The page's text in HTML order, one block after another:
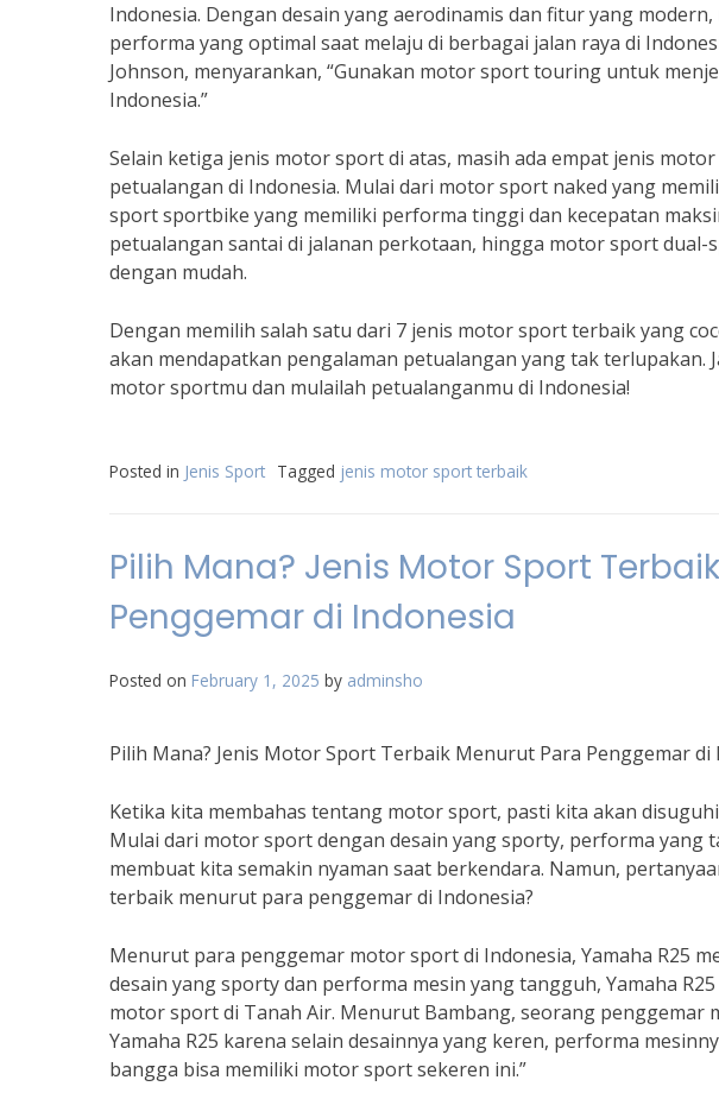
Indonesia. Dengan desain yang aerodinamis dan fitur yang
performa yang optimal saat melaju di berbagai jalan raya di
Johnson, menyarankan, “Gunakan motor sport touring untuk
Indonesia.”
Selain ketiga jenis motor sport di atas, masih ada empat jenis
petualangan di Indonesia. Mulai dari motor sport naked yang
sport sportbike yang memiliki performa tinggi dan kecepatan
petualangan santai di jalanan perkotaan, hingga motor sport dual-
dengan mudah.
Dengan memilih salah satu dari 7 jenis motor sport terbaik yang
akan mendapatkan pengalaman petualangan yang tak terlupakan.
motor sportmu dan mulailah petualanganmu di Indonesia!
Posted in Jenis Sport Tagged jenis motor sport terbaik
Pilih Mana? Jenis Motor Sport
Penggemar di Indonesia
Posted on February 1, 2025 by adminsho
Pilih Mana? Jenis Motor Sport Terbaik Menurut Para Penggemar di
Ketika kita membahas tentang motor sport, pasti kita akan
Mulai dari motor sport dengan desain yang sporty, performa
membuat kita semakin nyaman saat berkendara. Namun,
terbaik menurut para penggemar di Indonesia?
Menurut para penggemar motor sport di Indonesia, Yamaha R25
desain yang sporty dan performa mesin yang tangguh, Yamaha
motor sport di Tanah Air. Menurut Bambang, seorang penggemar
Yamaha R25 karena selain desainnya yang keren, performa
bangga bisa memiliki motor sport sekeren ini.”